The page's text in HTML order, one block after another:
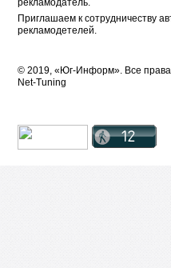
Приглашаем к сотрудничеству
рекламодетелей.
© 2019, «Юг-Информ». Все
Net-Tuning